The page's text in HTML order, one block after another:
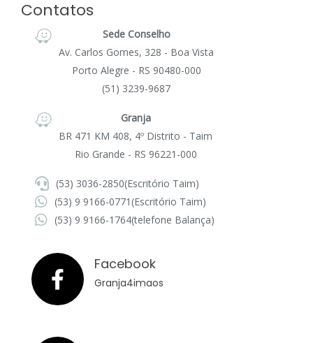
Contatos
Sede Conselho
Av. Carlos Gomes, 328 - Boa Vista
Porto Alegre - RS 90480-000
(51) 3239-9687
Granja
BR 471 KM 408, 4º Distrito - Taim
Rio Grande - RS 96221-000
(53) 3036-2850(Escritório Taim)
(53) 9 9166-0771(Escritório Taim)
(53) 9 9166-1764(telefone Balança)
Facebook
Granja4imaos